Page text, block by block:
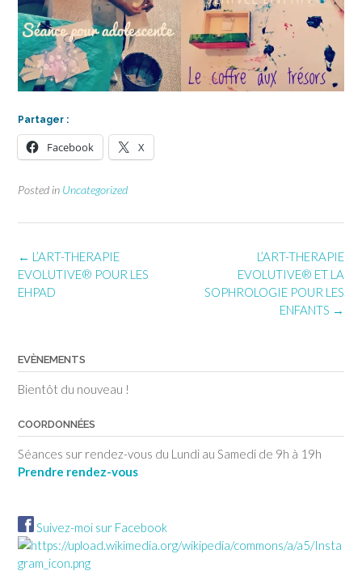
Partager :
Facebook X
Posted in Uncategorized
Post
navigation
L’ART-THERAPIE
EVOLUTIVE® ET LA
SOPHROLOGIE POUR LES
ENFANTS →
← L’ART-THERAPIE
EVOLUTIVE® POUR LES
EHPAD
EVÈNEMENTS
Bientôt du nouveau !
COORDONNÉES
Séances sur rendez-vous du Lundi au Samedi de 9h à 19h
Prendre rendez-vous
Suivez-moi sur Facebook